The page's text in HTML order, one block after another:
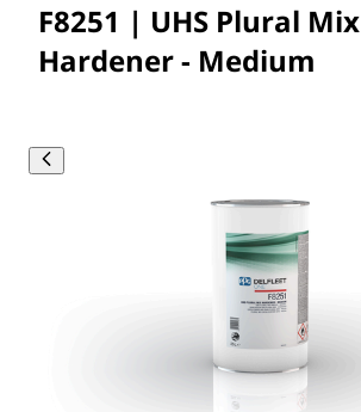
F8251 | UHS Plural Mix
Hardener - Medium